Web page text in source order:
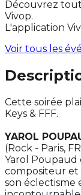
Découvrez
Vivop.
L'application
Voir tous les
Cette soirée
Keys & FFF.
YAROL
(Rock - Paris,
Yarol Poupaud
compositeur
son éclectisme